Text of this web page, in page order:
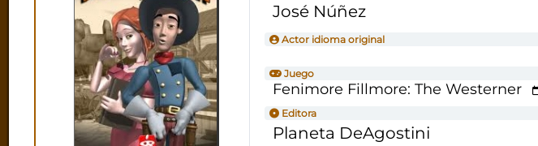
José Núñez
Actor idioma original
Juego
Fenimore Fillmore: The Westerner
Editora
Planeta DeAgostini